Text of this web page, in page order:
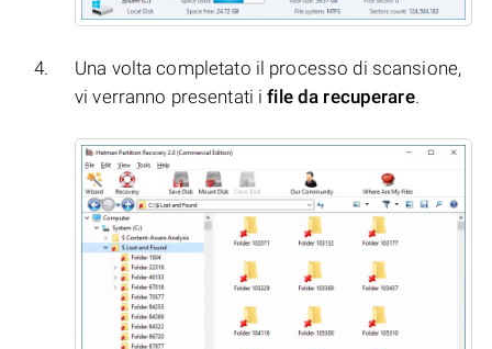
Una volta completato il processo di scansione,
vi verranno presentati ifile da recuperare.